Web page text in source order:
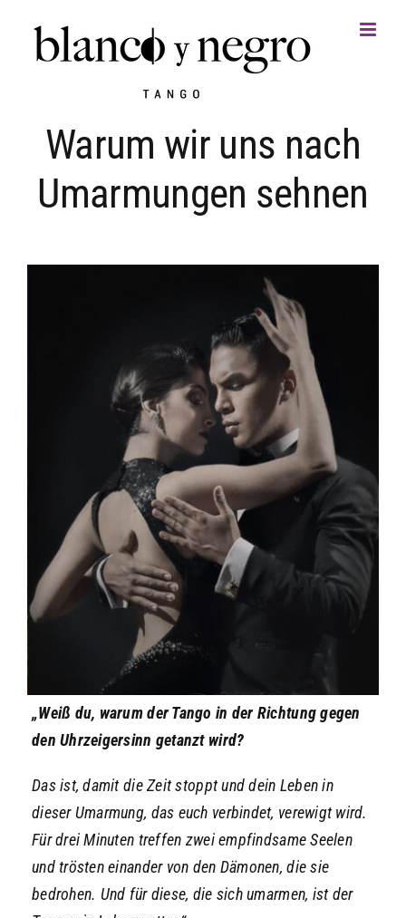
springen
Warum wir uns nach
Umarmungen sehnen
„Weiß du, warum der Tango in der Richtung gegen
den Uhrzeigersinn getanzt wird?
Das ist, damit die Zeit stoppt und dein Leben in
dieser Umarmung, das euch verbindet, verewigt wird.
Für drei Minuten treffen zwei empfindsame Seelen
und trösten einander von den Dämonen, die sie
bedrohen. Und für diese, die sich umarmen, ist der